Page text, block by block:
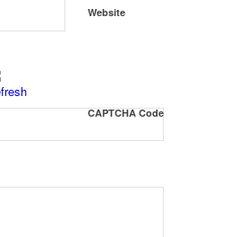
Website
CAPTCHA Code